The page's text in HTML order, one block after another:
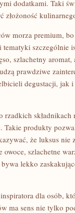
dodatkami. Taki
morza premium, bo
szczególnie
szlachetny aromat,
prawdziwe
degustacji, jak
Takie produkty
że luksus nie
szlachetne
lekko
dla osób,
ma sens nie tylko